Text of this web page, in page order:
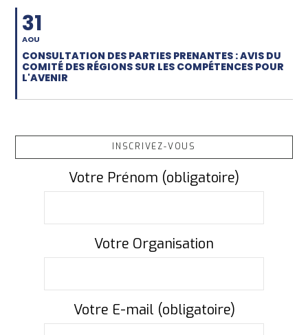
31
AOU
CONSULTATION DES PARTIES PRENANTES : AVIS DU
COMITÉ DES RÉGIONS SUR LES COMPÉTENCES POUR
L'AVENIR
INSCRIVEZ-VOUS
Votre Prénom (obligatoire)
Votre Organisation
Votre E-mail (obligatoire)